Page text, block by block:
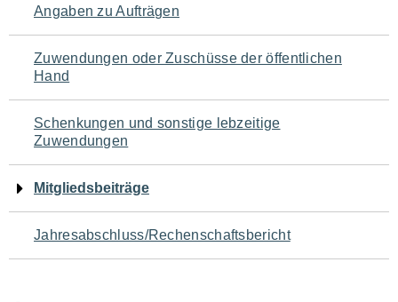
Angaben zu Aufträgen
Zuwendungen oder Zuschüsse der öffentlichen
Hand
Schenkungen und sonstige lebzeitige
Zuwendungen
Mitgliedsbeiträge
Jahresabschluss/Rechenschaftsbericht